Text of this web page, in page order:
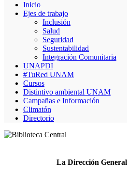
Inicio
Ejes de trabajo
Inclusión
Salud
Seguridad
Sustentabilidad
Integración Comunitaria
UNAPDI
#TuRed UNAM
Cursos
Distintivo ambiental UNAM
Campañas e Información
Climatón
Directorio
La Dirección